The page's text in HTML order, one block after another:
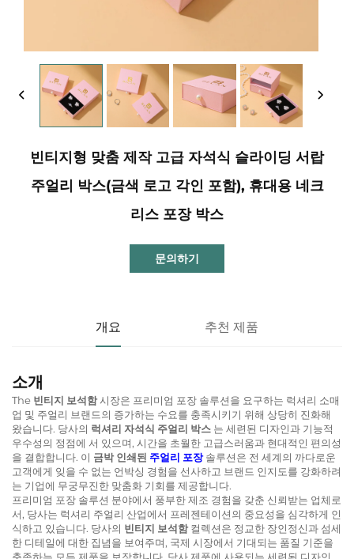
빈티지형 맞춤 제작 고급 자석식 슬라이딩 서랍
주얼리 박스(금색 로고 각인 포함), 휴대용 네크
리스 포장 박스
문의하기
개요 추천 제품
소개
The 빈티지 보석함시장은 프리미엄 포장 솔루션을 요구하는 럭셔리 소매
업 및 주얼리 브랜드의 증가하는 수요를 충족시키기 위해 상당히 진화해
왔습니다. 당사의 럭셔리 자석식 주얼리 박스 는 세련된 디자인과 기능적
우수성의 정점에 서 있으며, 시간을 초월한 고급스러움과 현대적인 편의성
을 결합합니다. 이 금박 인쇄된 주얼리 포장솔루션은 전 세계의 까다로운
고객에게 잊을 수 없는 언박싱 경험을 선사하고 브랜드 인지도를 강화하려
는 기업에 무궁무진한 맞춤화 기회를 제공합니다.
프리미엄 포장 솔루션 분야에서 풍부한 제조 경험을 갖춘 신뢰받는 업체로
서, 당사는 럭셔리 주얼리 산업에서 프레젠테이션의 중요성을 심각하게 인
식하고 있습니다. 당사의 빈티지 보석함컬렉션은 정교한 장인정신과 섬세
한 디테일에 대한 집념을 보여주며, 국제 시장에서 기대되는 품질 기준을